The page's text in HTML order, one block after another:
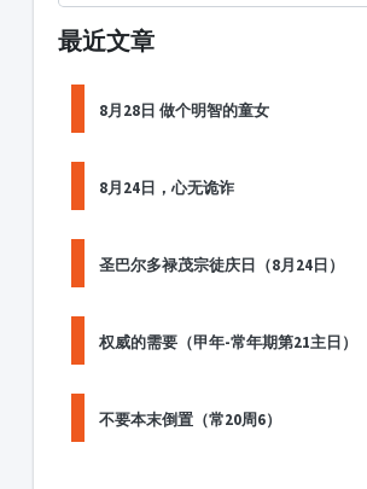
最近文章
8月28日 做个明智的童女
8月24日，心无诡诈
圣巴尔多禄茂宗徒庆日（8月24日）
权威的需要（甲年-常年期第21主日）
不要本末倒置（常20周6）